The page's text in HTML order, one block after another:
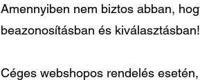
Amennyiben nem biztos abban,
beazonosításban és kiválasztásban!
Céges webshopos rendelés